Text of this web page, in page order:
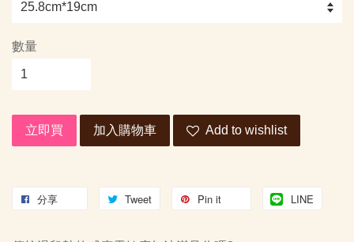
數量
立即買 加入購物車 Add to wishlist
分享 Tweet Pin it LINE